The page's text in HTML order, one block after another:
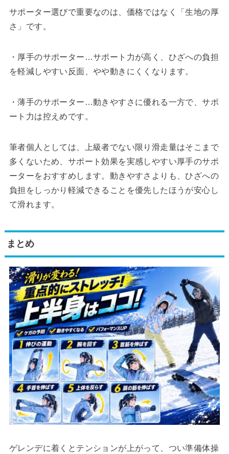
サポーター選びで重要なのは、価格ではなく「生地の厚
さ」です。
・厚手のサポーター…サポート力が高く、ひざへの負担
を軽減しやすい反面、やや動きにくくなります。
・薄手のサポーター…動きやすさに優れる一方で、サポ
ート力は控えめです。
筆者個人としては、上級者でない限り滑走量はそこまで
多くないため、サポート効果を実感しやすい厚手のサポ
ーターをおすすめします。動きやすさよりも、ひざへの
負担をしっかり軽減できることを優先したほうが安心し
て滑れます。
まとめ
ゲレンデに着くとテンションが上がって、つい準備体操